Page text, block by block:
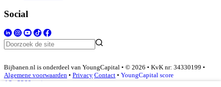
Social
Bijbanen.nl is onderdeel van YoungCapital • © 2026 • KvK nr: 34330199 •
Algemene voorwaarden • Privacy Contact • YoungCapital score
4.3 - 3366 reviews